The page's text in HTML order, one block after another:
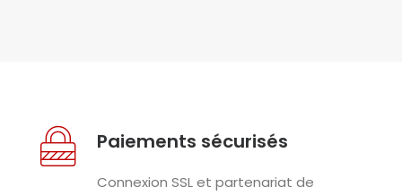
Paiements sécurisés
Connexion SSL et partenariat de